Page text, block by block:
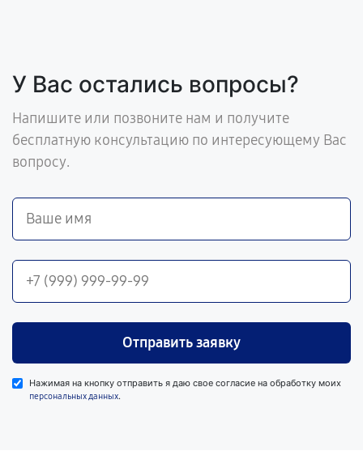
У Вас остались вопросы?
Напишите или позвоните нам и получите
бесплатную консультацию по интересующему Вас
вопросу.
Отправить заявку
Нажимая на кнопку отправить я даю свое согласие на обработку моих
персональных данных.